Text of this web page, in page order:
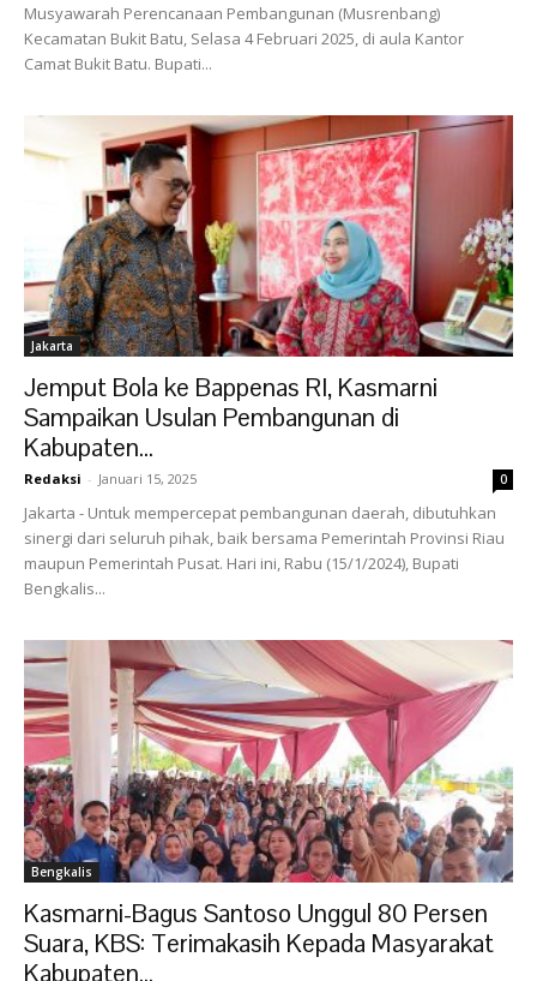
Musyawarah Perencanaan Pembangunan (Musrenbang)
Kecamatan Bukit Batu, Selasa 4 Februari 2025, di aula Kantor
Camat Bukit Batu. Bupati...
Jakarta
Jemput Bola ke Bappenas RI, Kasmarni
Sampaikan Usulan Pembangunan di
Kabupaten...
Redaksi - Januari 15, 2025 0
Jakarta - Untuk mempercepat pembangunan daerah, dibutuhkan
sinergi dari seluruh pihak, baik bersama Pemerintah Provinsi Riau
maupun Pemerintah Pusat. Hari ini, Rabu (15/1/2024), Bupati
Bengkalis...
Bengkalis
Kasmarni-Bagus Santoso Unggul 80 Persen
Suara, KBS: Terimakasih Kepada Masyarakat
Kabupaten...